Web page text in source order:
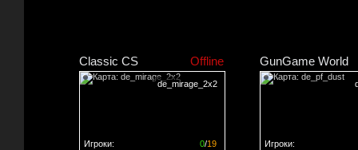
Classic CS Offline
de_mirage_2x2
0/19
Игроки:
GunGame World
Игроки: